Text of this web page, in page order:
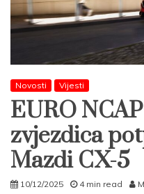
Novosti Vijesti
EURO
zvjezdica
Mazdi CX-5
10/12/2025 4 min read